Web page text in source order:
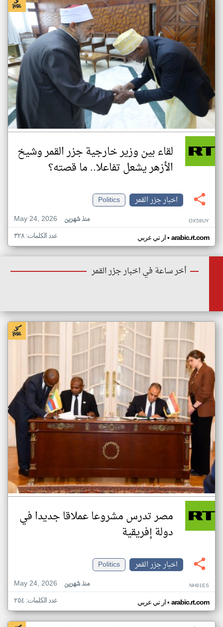
لقاء بين وزير خارجية جزر القمر وشيخ
الأزهر يشعل تفاعلا.. ما قصته؟
اخبار جزر القمر
Politics
May 24, 2026
منذ شهرين OX58UY
ار تي عربي• arabic.rt.com عدد الكلمات: ٣٢٨
أخر ساعة في اخبار جزر القمر
مصر تدرس مشروعا عملاقا جديدا في
دولة إفريقية
اخبار جزر القمر
Politics
May 24, 2026
منذ شهرين NH91ES
ار تي عربي• arabic.rt.com عدد الكلمات: ٢٥٤